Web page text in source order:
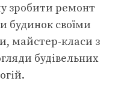
зробити ремонт
будинок своїми
майстер-класи з
будівельних